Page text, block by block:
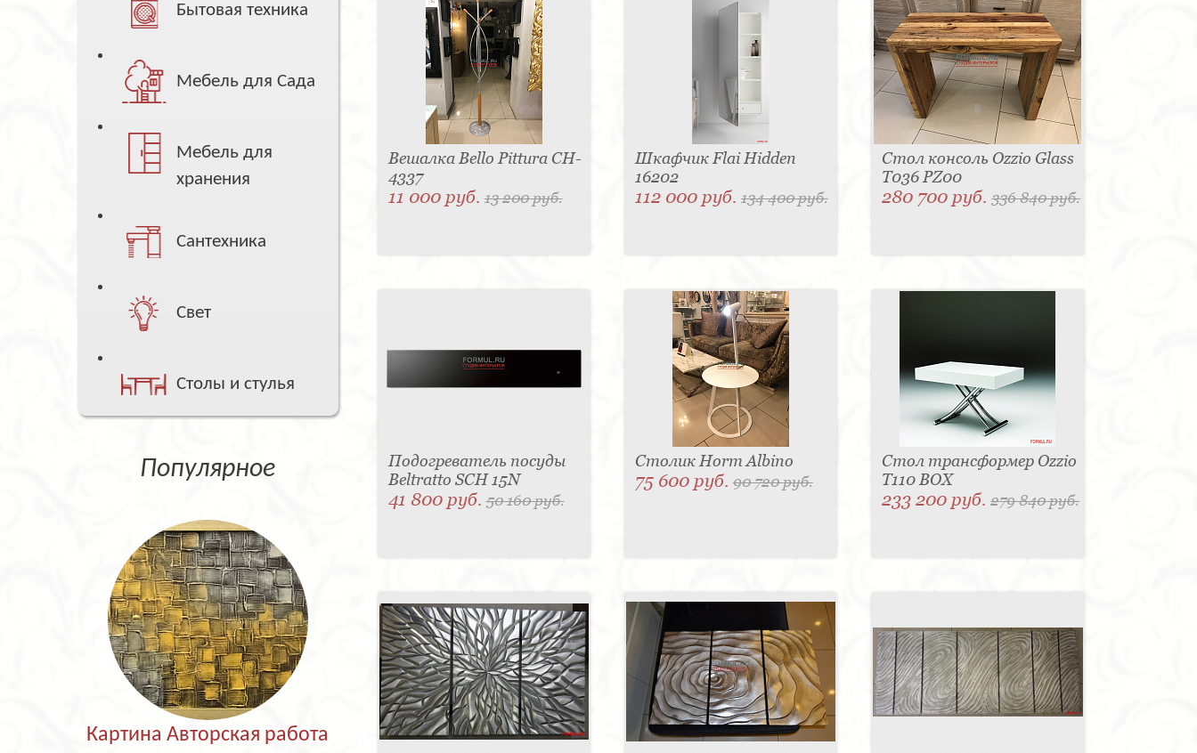
Бытовая техника
Мебель для Сада
Мебель для
хранения
Сантехника
Свет
Столы и стулья
Популярное
Картина Авторская работа
Вешалка Bello Pittura CH-
4337
11 000 руб.13 200 руб.
Шкафчик Flai Hidden
16202
112 000 руб. 134 400 руб.
Стол консоль Ozzio Glass
T036 PZ00
280 700 руб.336 840 руб.
Подогреватель посуды
Beltratto SCH 15N
41 800 руб.50 160 руб.
Столик Horm Albino
75 600 руб. 90 720 руб.
Стол трансформер Ozzio
T110 BOX
233 200 руб.279 840 руб.